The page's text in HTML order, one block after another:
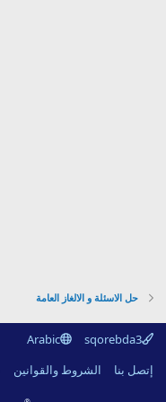
حل الاسئلة و الالغاز العامة
sqorebda3
Arabic
إتصل بنا
الشروط والقوانين